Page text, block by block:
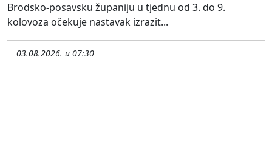
Brodsko-posavsku županiju u tjednu od 3. do 9.
kolovoza očekuje nastavak izrazit...
03.08.2026. u 07:30